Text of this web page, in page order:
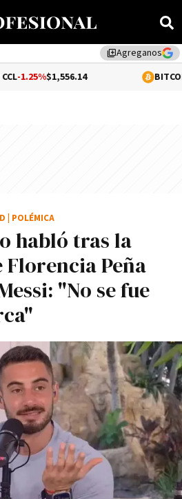
library_addAgreganos
0.01%
habló tras la
Florencia Peña
"No se fue
POLÉMICA